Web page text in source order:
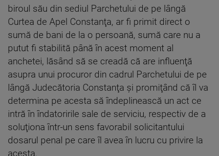
biroul său din sediul Parchetului de pe lângă
Curtea de Apel Constanţa, ar fi primit direct o
sumă de bani de la o persoană, sumă care nu a
putut fi stabilită până în acest moment al
anchetei, lăsând să se creadă că are influenţă
asupra unui procuror din cadrul Parchetului de pe
lângă Judecătoria Constanţa şi promiţând că îl va
determina pe acesta să îndeplinească un act ce
intră în îndatoririle sale de serviciu, respectiv de a
soluţiona într-un sens favorabil solicitantului
dosarul penal pe care îl avea în lucru cu privire la
acesta.